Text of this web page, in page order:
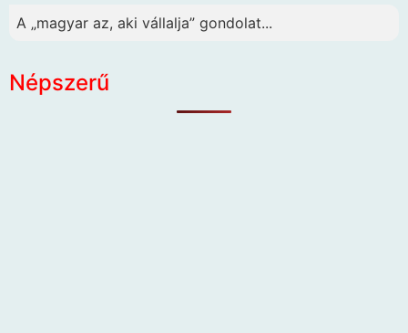
A „magyar az, aki vállalja” gondolat...
Népszerű